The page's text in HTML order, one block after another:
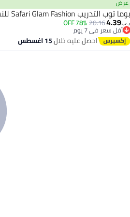
عرض
بوما توب التدريب Safari Glam Fashion للنساء
د.ب‏4.39
20.16
78% OFF
أقل سعر في 7 يوم
أقل سعر في 7 يوماحصل عليه خلال15 اغسطس